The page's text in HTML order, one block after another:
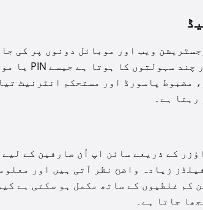
ویب اور موبائل دونوں پر کی
مضبوط پاسورڈ اور مستحکم انٹرنیٹ
رہتا ہے۔
کے ذریعے سائن اپ اُن صارفین کے
زیادہ واضح نظر آتی ہیں اور
کم غلطیوں کے ساتھ مکمل ہو سکتی ہے
جاتا ہے۔